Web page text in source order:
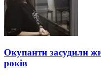
Окупанти засудили
років